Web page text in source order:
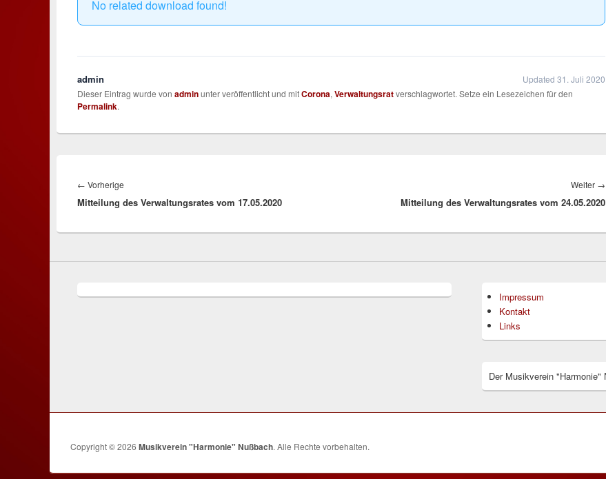
No related download found!
admin
Updated 31. Juli 2020
Dieser Eintrag wurde von adminunter veröffentlicht und mitCorona, Verwaltungsratverschlagwortet. Setze ein Lesezeichen für den
Permalink.
← Vorherige
Beitrag:
Mitteilung des Verwaltungsrates vom 17.05.2020
Weiter →
Mitteilung des Verwaltungsrates vom 24.05.2020
Impressum
Kontakt
Links
Der Musikverein
Copyright © 2026 Musikverein "Harmonie" Nußbach. Alle Rechte vorbehalten.